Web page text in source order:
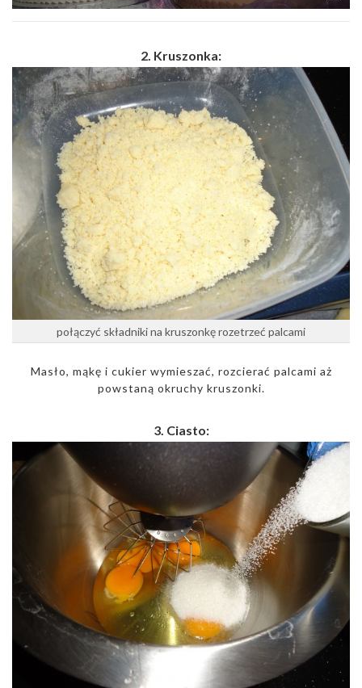
2. Kruszonka:
połączyć składniki na kruszonkę rozetrzeć palcami
Masło, mąkę i cukier wymieszać, rozcierać palcami aż
powstaną okruchy kruszonki.
3. Ciasto: